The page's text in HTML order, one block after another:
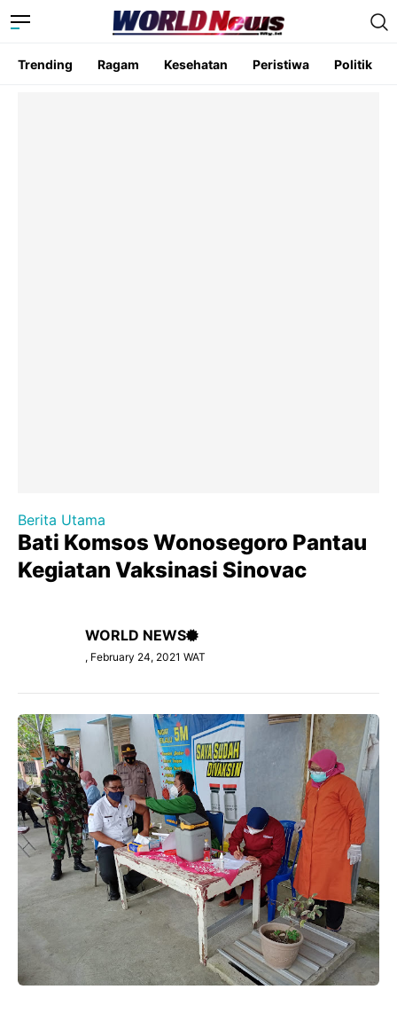
Trending Ragam Kesehatan Peristiwa Politik
Berita Utama
Bati Komsos Wonosegoro Pantau
Kegiatan Vaksinasi Sinovac
WORLD NEWS
, February 24, 2021 WAT